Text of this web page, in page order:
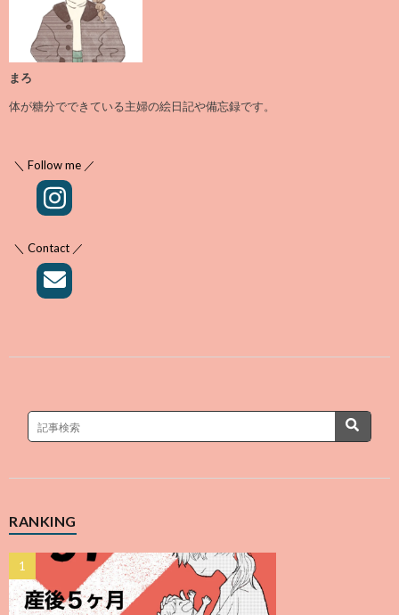
まろ
体が糖分でできている主婦の絵日記や備忘録です。
＼ Follow me ／
＼ Contact ／
RANKING